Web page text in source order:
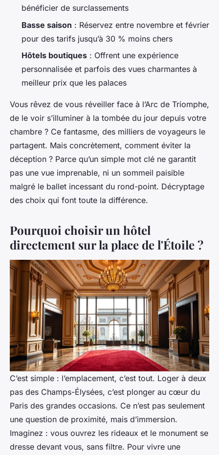
bénéficier de surclassements
Basse saison : Réservez entre novembre et février
pour des tarifs jusqu’à 30 % moins chers
Hôtels boutiques : Offrent une expérience
personnalisée et parfois des vues charmantes à
meilleur prix que les palaces
Vous rêvez de vous réveiller face à l’Arc de Triomphe,
de le voir s’illuminer à la tombée du jour depuis votre
chambre ? Ce fantasme, des milliers de voyageurs le
partagent. Mais concrètement, comment éviter la
déception ? Parce qu’un simple mot clé ne garantit
pas une vue imprenable, ni un sommeil paisible
malgré le ballet incessant du rond-point. Décryptage
des choix qui font toute la différence.
Pourquoi choisir un hôtel
directement sur la place de l'Étoile ?
C’est simple : l’emplacement, c’est tout. Loger à deux
pas des Champs-Élysées, c’est plonger au cœur du
Paris des grandes occasions. Ce n’est pas seulement
une question de proximité, mais d’immersion.
Imaginez : vous ouvrez les rideaux et le monument se
dresse devant vous, sans filtre. Pour vivre une